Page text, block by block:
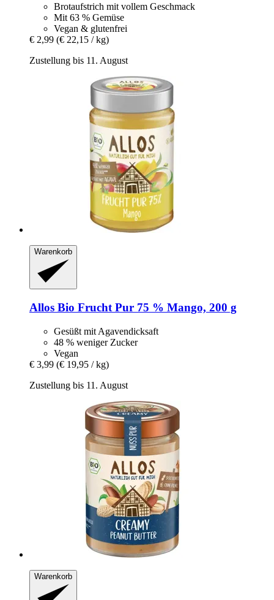
Brotaufstrich mit vollem Geschmack
Mit 63 % Gemüse
Vegan & glutenfrei
€ 2,99 (€ 22,15 / kg)
Zustellung bis 11. August
Warenkorb
Allos Bio Frucht Pur 75 % Mango, 200 g
Gesüßt mit Agavendicksaft
48 % weniger Zucker
Vegan
€ 3,99 (€ 19,95 / kg)
Zustellung bis 11. August
Warenkorb